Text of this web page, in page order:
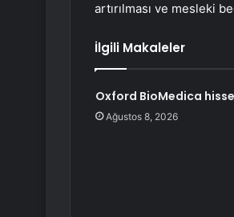
artırılması ve mesleki
İlgili Makaleler
Oxford BioMedica
Ağustos 8, 2026